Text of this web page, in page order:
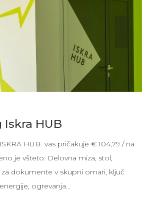
HUB
HUB vas pričakuje € 104,79 / na
je všteto: Delovna miza, stol,
dokumente v skupni omari, ključ
ogrevanja…